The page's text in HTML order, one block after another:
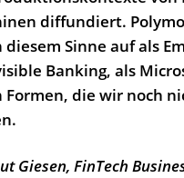
diffundiert.
Sinne auf als
Banking, als
Formen, die wir noch
Giesen, FinTech